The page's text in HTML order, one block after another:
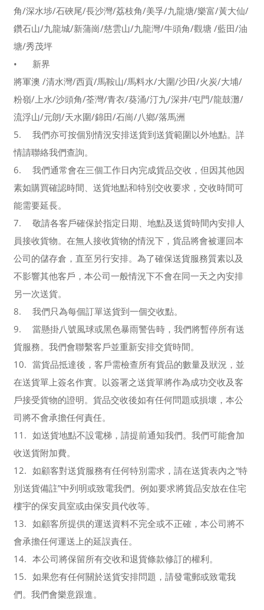
角/深水埗/石硤尾/長沙灣/荔枝角/美孚/九龍塘/樂富/黃大仙/
鑽石山/九龍城/新蒲崗/慈雲山/九龍灣/牛頭角/觀塘 /藍田/油
塘/秀茂坪
•
新界
將軍澳 /清水灣/西貢/馬鞍山/馬料水/大圍/沙田/火炭/大埔/
粉嶺/上水/沙頭角/荃灣/青衣/葵涌/汀九/深井/屯門/龍鼓灘/
流浮山/元朗/天水圍/錦田/石崗/八鄉/落馬洲
5.
我們亦可按個別情況安排送貨到送貨範圍以外地點。詳
情請聯絡我們查詢。
6.
我們通常會在三個工作日內完成貨品交收，但因其他因
素如購買確認時間、送貨地點和特別交收要求，交收時間可
能需要延長。
7.
敬請各客戶確保於指定日期、地點及送貨時間內安排人
員接收貨物。在無人接收貨物的情況下，貨品將會被運回本
公司的儲存倉，直至另行安排。為了確保送貨服務質素以及
不影響其他客戶，本公司一般情況下不會在同一天之內安排
另一次送貨。
8.
我們只為每個訂單送貨到一個交收點。
9.
當懸掛八號風球或黑色暴雨警告時，我們將暫停所有送
貨服務。我們會聯繫客戶並重新安排交貨時間。
10. 當貨品抵達後，客戶需檢查所有貨品的數量及狀況，並
在送貨單上簽名作實。以簽署之送貨單將作為成功交收及客
戶接受貨物的證明。貨品交收後如有任何問題或損壞，本公
司將不會承擔任何責任。
11. 如送貨地點不設電梯，請提前通知我們。我們可能會加
收送貨附加費。
12. 如顧客對送貨服務有任何特別需求，請在送貨表內之“特
別送貨備註”中列明或致電我們。例如要求將貨品安放在住宅
樓宇的保安員室或由保安員代收等。
13. 如顧客所提供的運送資料不完全或不正確，本公司將不
會承擔任何運送上的延誤責任。
14. 本公司將保留所有交收和退貨條款修訂的權利。
15. 如果您有任何關於送貨安排問題，請發電郵或致電我
們。我們會樂意跟進。